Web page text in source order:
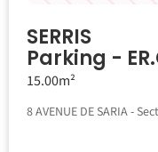
SERRIS
Parking -
15.00m²
8 AVENUE DE SARIA -